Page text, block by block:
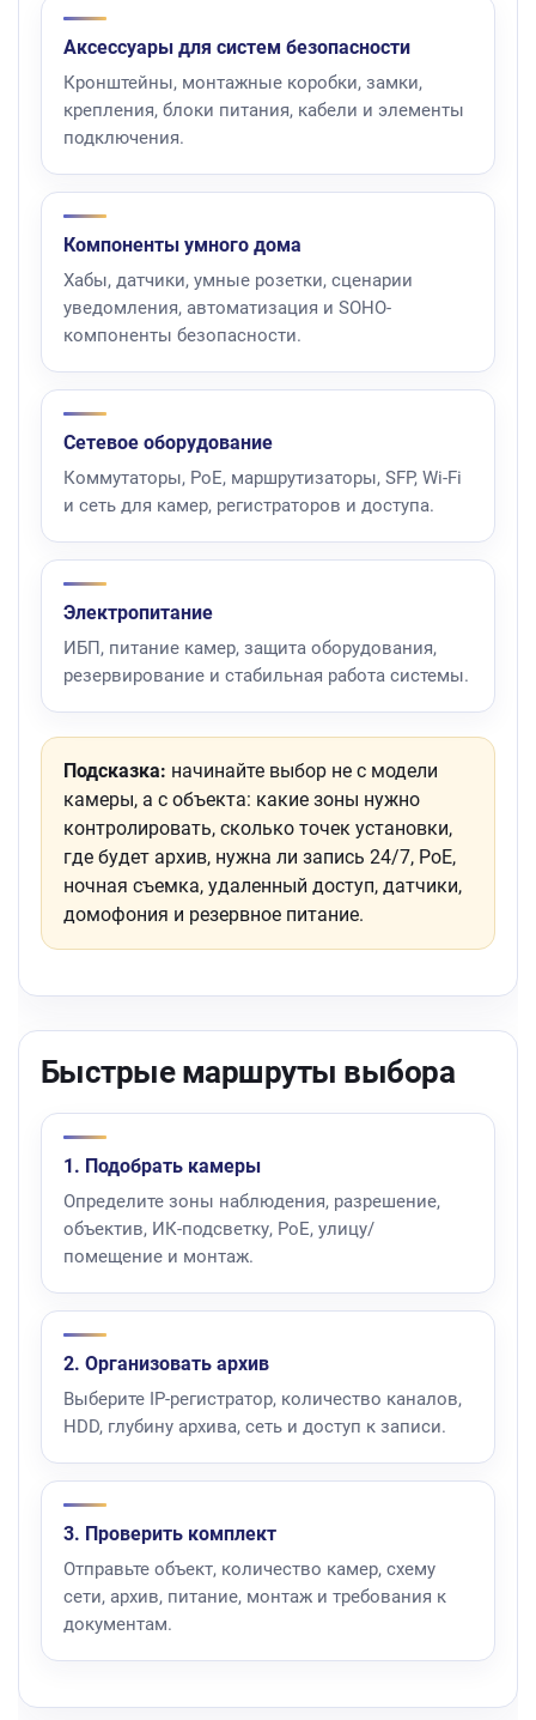
Аксессуары для систем безопасности
Кронштейны, монтажные коробки, замки,
крепления, блоки питания, кабели и элементы
подключения.
Компоненты умного дома
Хабы, датчики, умные розетки, сценарии
уведомления, автоматизация и SOHO-
компоненты безопасности.
Сетевое оборудование
Коммутаторы, PoE, маршрутизаторы, SFP, Wi-Fi
и сеть для камер, регистраторов и доступа.
Электропитание
ИБП, питание камер, защита оборудования,
резервирование и стабильная работа системы.
Подсказка: начинайте выбор не с модели
камеры, а с объекта: какие зоны нужно
контролировать, сколько точек установки,
где будет архив, нужна ли запись 24/7, PoE,
ночная съемка, удаленный доступ, датчики,
домофония и резервное питание.
Быстрые маршруты выбора
1. Подобрать камеры
Определите зоны наблюдения, разрешение,
объектив, ИК-подсветку, PoE, улицу/
помещение и монтаж.
2. Организовать архив
Выберите IP-регистратор, количество каналов,
HDD, глубину архива, сеть и доступ к записи.
3. Проверить комплект
Отправьте объект, количество камер, схему
сети, архив, питание, монтаж и требования к
документам.